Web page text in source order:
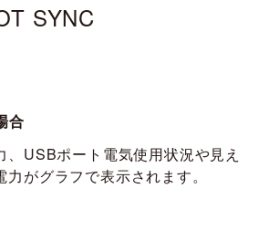
SYNC
合
、USBポート電気使用状況や見え
がグラフで表示されます。